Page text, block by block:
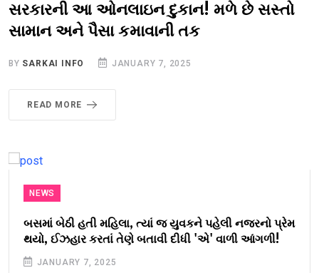
સરકારની આ ઓનલાઇન દુકાન! મળે છે સસ્તો
સામાન અને પૈસા કમાવાની તક
BY SARKAI INFO JANUARY 7, 2025
READ MORE
NEWS
બસમાં બેઠી હતી મહિલા, ત્યાં જ યુવકને પહેલી નજરનો પ્રેમ
થયો, ઈઝહાર કરતાં તેણે બતાવી દીધી 'એ' વાળી આંગળી!
JANUARY 7, 2025